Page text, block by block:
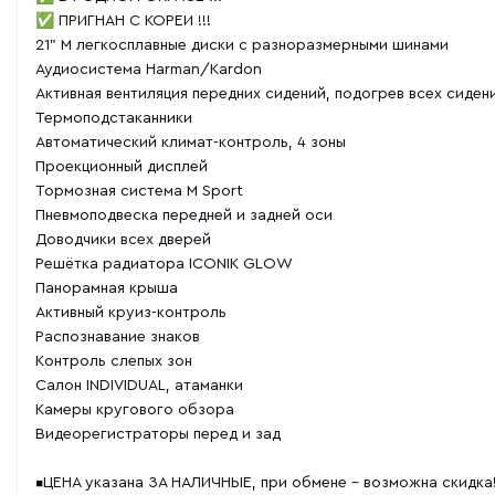
✅ ПРИГНАН С КОРЕИ !!!
21" M легкосплавные диски с разноразмерными шинами
Аудиосистема Harman/Kardon
Активная вентиляция передних сидений, подогрев всех
Термоподстаканники
Автоматический климат-контроль, 4 зоны
Проекционный дисплей
Тормозная система M Sport
Пневмоподвеска передней и задней оси
Доводчики всех дверей
Решётка радиатора ICONIK GLOW
Панорамная крыша
Активный круиз-контроль
Распознавание знаков
Контроль слепых зон
Салон INDIVIDUAL, атаманки
Камеры кругового обзора
Видеорегистраторы перед и зад
▪️ЦЕНА указана ЗА НАЛИЧНЫЕ, при обмене - возможна скидка!